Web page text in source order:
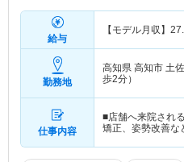
給与
【モデル月収】
勤務地
高知県 高知市 土
歩2分）
仕事内容
■店舗へ来院され
矯正、姿勢改善